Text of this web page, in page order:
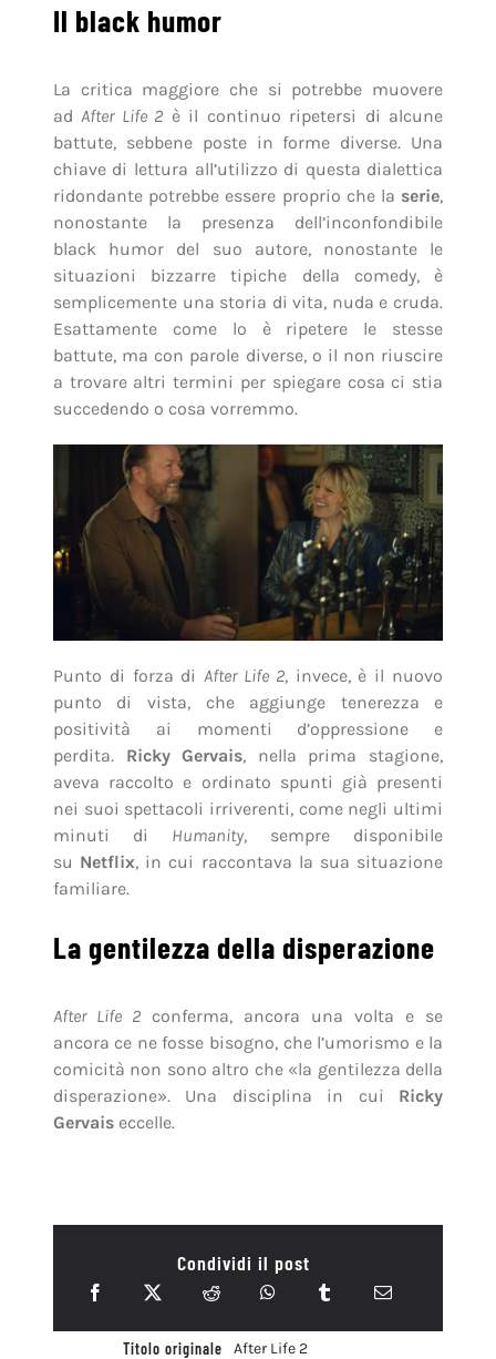
Il black humor
La critica maggiore che si potrebbe muovere
adAfter Life 2 è il continuo ripetersi di alcune
battute, sebbene poste in forme diverse. Una
chiave di lettura all’utilizzo di questa dialettica
ridondante potrebbe essere proprio che la serie,
nonostante la presenza dell’inconfondibile
black humor del suo autore, nonostante le
situazioni bizzarre tipiche della comedy, è
semplicemente una storia di vita, nuda e cruda.
Esattamente come lo è ripetere le stesse
battute, ma con parole diverse, o il non riuscire
a trovare altri termini per spiegare cosa ci stia
succedendo o cosa vorremmo.
Punto di forza diAfter Life 2, invece, è il nuovo
punto di vista, che aggiunge tenerezza e
positività ai momenti d’oppressione e
perdita. Ricky Gervais, nella prima stagione,
aveva raccolto e ordinato spunti già presenti
nei suoi spettacoli irriverenti, come negli ultimi
minuti di Humanity, sempre disponibile
su Netflix, in cui raccontava la sua situazione
familiare.
La gentilezza della disperazione
After Life 2 conferma, ancora una volta e se
ancora ce ne fosse bisogno, che l’umorismo e la
comicità non sono altro che «la gentilezza della
disperazione». Una disciplina in cui Ricky
Gervaiseccelle.
Condividi il post
Titolo originale
After Life 2